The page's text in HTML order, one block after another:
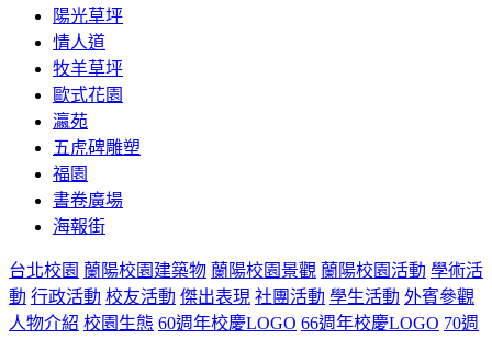
陽光草坪
情人道
牧羊草坪
歐式花園
瀛苑
五虎碑雕塑
福園
書卷廣場
海報街
台北校園 蘭陽校園建築物 蘭陽校園景觀 蘭陽校園活動 學術活
動 行政活動 校友活動 傑出表現 社團活動 學生活動 外賓參觀
人物介紹 校園生態 60週年校慶LOGO 66週年校慶LOGO 70週